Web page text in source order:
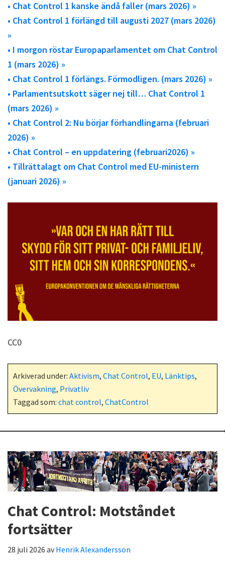
• Chat Control 1 kanske ändå faller (mars 2026) »
• Chat Control 1 förlängd till augusti 2027 (mars 2026)
»
• I morgon röstar Europaparlamentet om Chat Control
1 (mars 2026) »
• Chat Control 1 förlängs. Förmodligen. (mars 2026) »
• Parlamentsutskott säger nej till… Chat Control 1
(mars 2026) »
• Chat Control 2: Nu börjar förhandlingarna (februari
2026) »
• Chat Control – en uppdatering (februari2026) »
• Tillrättalagt om Chat Control med EU-ministern
(januari 2026) »
CC0
Arkiverad under: Aktivism, Chat Control, EU, Länktips,
Övervakning, Privatliv
Taggad som: chat control, ChatControl
Chat Control: Motståndet
fortsätter
28 juli 2026 avHenrik Alexandersson